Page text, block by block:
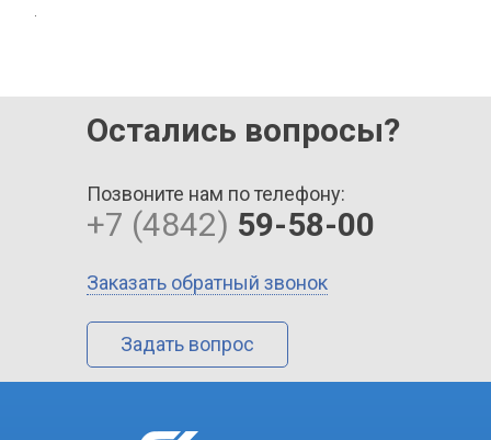
Остались вопросы?
Позвоните нам по телефону:
+7 (4842) 59-58-00
Заказать обратный звонок
Задать вопрос